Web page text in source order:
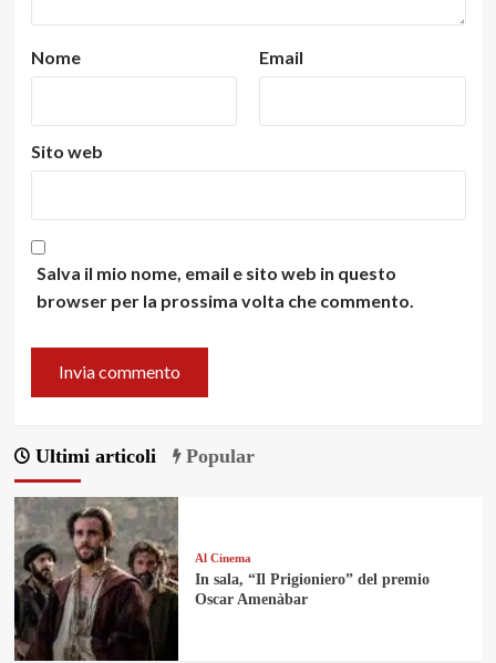
Nome Email
Sito web
Salva il mio nome, email e sito web in questo
browser per la prossima volta che commento.
Ultimi articoli Popular
Al Cinema
In sala, “Il Prigioniero” del premio
Oscar Amenàbar